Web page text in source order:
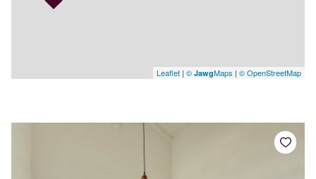
Leaflet | © JawgMaps | © OpenStreetMap